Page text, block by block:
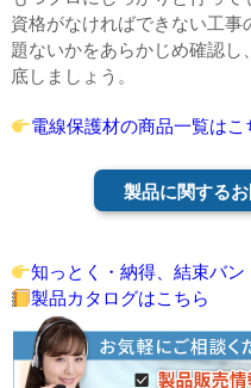
資格がなければできない工事
題ないかをあらかじめ確認
底しましょう。
電線保護材の商品一覧はこ
製品に関する
知っとく・納得、結束バン
製品カタログはこちら